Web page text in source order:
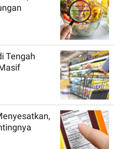
Tengah